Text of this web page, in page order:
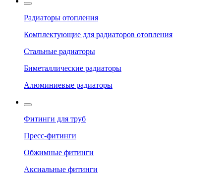
Радиаторы отопления
Комплектующие для радиаторов отопления
Стальные радиаторы
Биметаллические радиаторы
Алюминиевые радиаторы
Фитинги для труб
Пресс-фитинги
Обжимные фитинги
Аксиальные фитинги